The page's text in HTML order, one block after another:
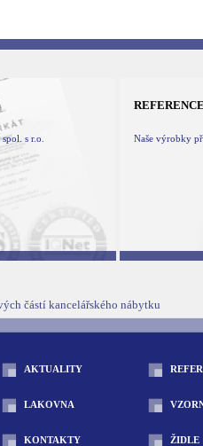
s r.o.
Naše výrobky
částí kancelářského nábytku
AKTUALITY
LAKOVNA
KONTAKTY ŽIDLE